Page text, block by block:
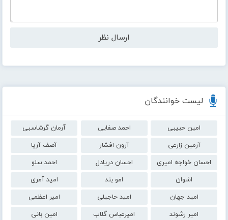
لیست خوانندگان
امین حبیبی احمد صفایی
آرمان گرشاسبی
آرمین زارعی
آرون افشار
آصف آریا
احسان خواجه امیری
احسان دریادل
احمد سلو
اشوان
امو بند
امید آمری
امید جهان
امید حاجیلی
امیر اعظمی
امیر رشوند
امیرعباس گلاب
امین بانی